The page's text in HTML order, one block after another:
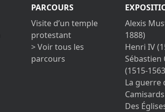
PARCOURS
Visite d’un temple
protestant
> Voir tous les
parcours
Alexis
1888)
Henri IV
Sébastien
(1515-
La guerre
Camisards
Des